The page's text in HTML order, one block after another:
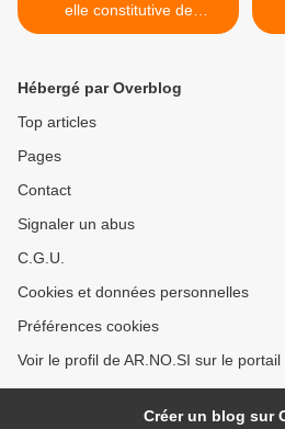
elle constitutive de
l’objectivité du réel ?
Hébergé par Overblog
Top articles
Pages
Contact
Signaler un abus
C.G.U.
Cookies et données personnelles
Préférences cookies
Voir le profil de AR.NO.SI sur le portail
Créer un blog sur